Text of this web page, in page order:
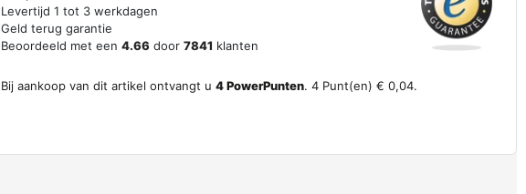
Levertijd 1 tot 3 werkdagen
Geld terug garantie
Beoordeeld met een 4.66 door 7841 klanten
Bij aankoop van dit artikel ontvangt u 4PowerPunten. 4 Punt(en) € 0,04.